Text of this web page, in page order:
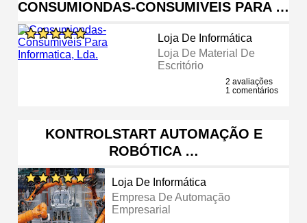
CONSUMIONDAS-CONSUMIVEIS PARA …
Loja De Informática
Loja De Material De
Escritório
2 avaliações
1 comentários
KONTROLSTART AUTOMAÇÃO E
ROBÓTICA …
Loja De Informática
Empresa De Automação
Empresarial